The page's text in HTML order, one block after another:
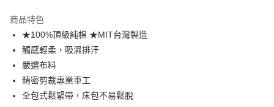
合作金庫商業銀行
華南商業銀行
上海商業儲蓄銀行
國泰世華商業銀行
臺灣中小企業銀行
匯豐（台灣）商業銀行
聯邦商業銀行
超商取貨付款
LINE Pay
Apple Pay
悠遊付
商品特色
★100%頂級純棉 ★MIT台灣製造
觸感輕柔，吸濕排汗
嚴選布料
精密剪裁專業車工
全包式鬆緊帶，床包不易鬆脫